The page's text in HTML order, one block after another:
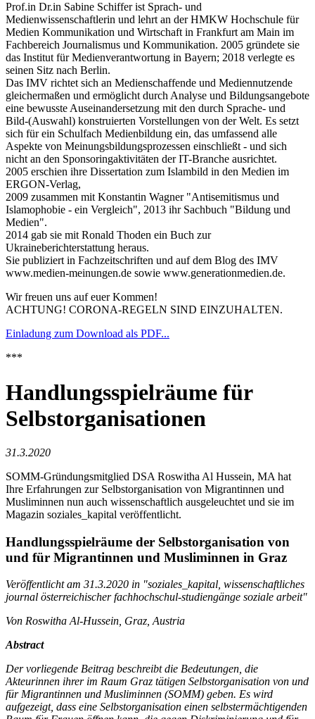
Prof.in Dr.in Sabine Schiffer ist Sprach- und
Medienwissenschaftlerin und lehrt an der HMKW Hochschule für
Medien Kommunikation und Wirtschaft in Frankfurt am Main im
Fachbereich Journalismus und Kommunikation. 2005 gründete sie
das Institut für Medienverantwortung in Bayern; 2018 verlegte es
seinen Sitz nach Berlin.
Das IMV richtet sich an Medienschaffende und Mediennutzende
gleichermaßen und ermöglicht durch Analyse und Bildungsangebote
eine bewusste Auseinandersetzung mit den durch Sprache- und
Bild-(Auswahl) konstruierten Vorstellungen von der Welt. Es setzt
sich für ein Schulfach Medienbildung ein, das umfassend alle
Aspekte von Meinungsbildungsprozessen einschließt - und sich
nicht an den Sponsoringaktivitäten der IT-Branche ausrichtet.
2005 erschien ihre Dissertation zum Islambild in den Medien im
ERGON-Verlag,
2009 zusammen mit Konstantin Wagner "Antisemitismus und
Islamophobie - ein Vergleich", 2013 ihr Sachbuch "Bildung und
Medien".
2014 gab sie mit Ronald Thoden ein Buch zur
Ukraineberichterstattung heraus.
Sie publiziert in Fachzeitschriften und auf dem Blog des IMV
www.medien-meinungen.de sowie www.generationmedien.de.
Wir freuen uns auf euer Kommen!
ACHTUNG! CORONA-REGELN SIND EINZUHALTEN.
Einladung zum Download als PDF...
***
Handlungsspielräume für
Selbstorganisationen
31.3.2020
SOMM-Gründungsmitglied DSA Roswitha Al Hussein, MA hat
Ihre Erfahrungen zur Selbstorganisation von Migrantinnen und
Musliminnen nun auch wissenschaftlich ausgeleuchtet und sie im
Magazin soziales_kapital veröffentlicht.
Handlungsspielräume der Selbstorganisation von
und für Migrantinnen und Musliminnen in Graz
Veröffentlicht am 31.3.2020 in "soziales_kapital, wissenschaftliches
journal österreichischer fachhochschul-studiengänge soziale arbeit"
Von Roswitha Al-Hussein, Graz, Austria
Abstract
Der vorliegende Beitrag beschreibt die Bedeutungen, die
Akteurinnen ihrer im Raum Graz tätigen Selbstorganisation von und
für Migrantinnen und Musliminnen (SOMM) geben. Es wird
aufgezeigt, dass eine Selbstorganisation einen selbstermächtigenden